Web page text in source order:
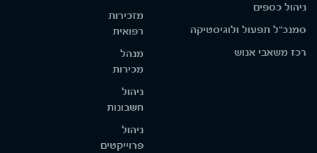
ניהול כספים
סמנכ"ל תפעול ולוגיסטיקה
רכז משאבי אנוש
מזכירות
רפואית
מנהל
מכירות
ניהול
חשבונות
ניהול
פרוייקטים